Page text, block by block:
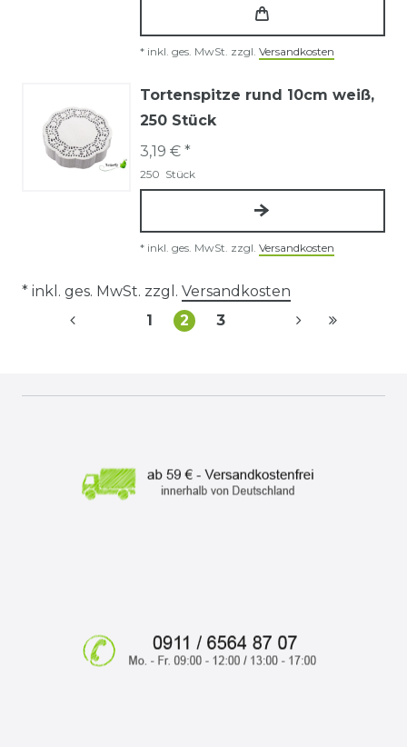
* inkl. ges. MwSt. zzgl. Versandkosten
Tortenspitze rund 10cm weiß,
250 Stück
3,19 € *
250 Stück
* inkl. ges. MwSt. zzgl. Versandkosten
* inkl. ges. MwSt. zzgl. Versandkosten
1
2 3